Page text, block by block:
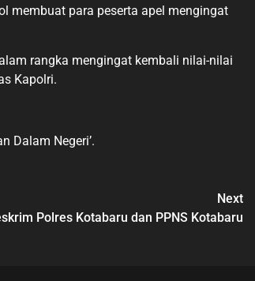
membuat para peserta apel mengingat
rangka mengingat kembali nilai-nilai
Kapolri.
Dalam Negeri’.
Next
Polres Kotabaru dan PPNS Kotabaru